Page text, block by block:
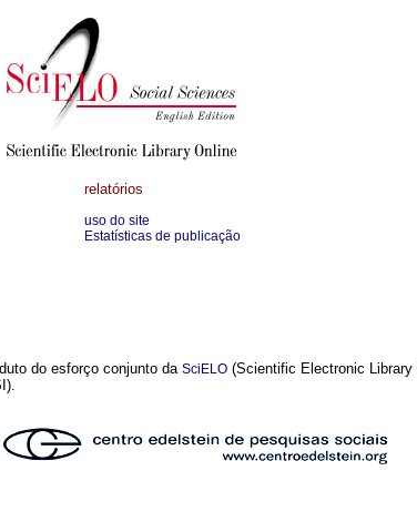
relatórios
uso do site
Estatísticas de publicação
do esforço conjunto da SciELO (Scientific Electronic Library